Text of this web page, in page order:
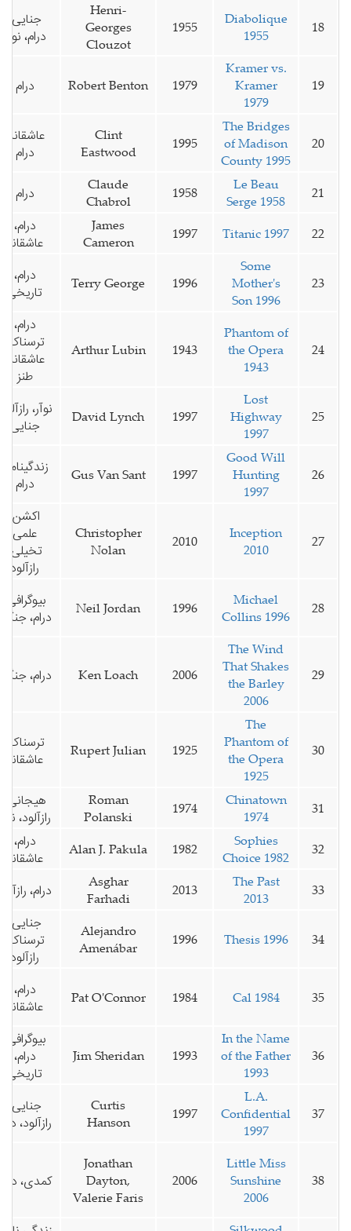
18
Diabolique
1955
1955
Henri-
Georges
Clouzot
جنایی،
درام، نوآر
19
Kramer vs.
Kramer
1979
1979
Robert Benton درام
20
The Bridges
of Madison
County 1995
1995
Clint
Eastwood
عاشقانه،
درام
21
Le Beau
Serge 1958
1958
Claude
Chabrol
درام
22
Titanic 1997
1997
James
Cameron
درام،
عاشقانه
23
Some
Mother's
Son 1996
1996
Terry George
درام،
تاریخی
24
Phantom of
the Opera
1943
1943
Arthur Lubin
درام،
ترسناک،
عاشقانه،
طنز
25
Lost
Highway
1997
1997
David Lynch
نوآر،
جنایی
26
Good Will
Hunting
1997
1997
Gus Van Sant
زندگینامه،
درام
27
Inception
2010
2010
Christopher
Nolan
اکشن،
علمی
تخیلی،
رازآلود
28
Michael
Collins 1996
1996
Neil Jordan
بیوگرافی،
درام،
29
The Wind
That Shakes
the Barley
2006
2006
Ken Loach درام،
30
The
Phantom of
the Opera
1925
1925
Rupert Julian
ترسناک،
عاشقانه
31
Chinatown
1974
1974
Roman
Polanski
هیجانی،
رازآلود،
32
Sophies
Choice 1982
1982
Alan J. Pakula
درام،
عاشقانه
33
The Past
2013
2013
Asghar
Farhadi
درام،
34
Thesis 1996
1996
Alejandro
Amenábar
جنایی،
ترسناک،
رازآلود
35
Cal 1984
1984
Pat O'Connor
درام،
عاشقانه
36
In the Name
of the Father
1993
1993
Jim Sheridan
بیوگرافی،
درام،
تاریخی
37
L.A.
Confidential
1997
1997
Curtis
Hanson
جنایی،
رازآلود،
38
Little Miss
Sunshine
2006
2006
Jonathan
Dayton,
Valerie Faris
کمدی،